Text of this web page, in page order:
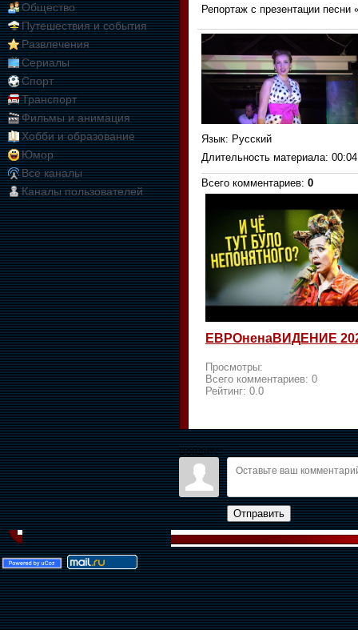
Общество
Путешествия и события
Развлечения
Сериалы
Спорт
Транспорт
Фильмы и анимация
Хобби и образование
Юмор
Все каналы
Каналы пользователей
Репортаж с презентации
Язык: Русский
Длительность материала:
Всего комментариев: 0
ЕВРОненаВИДЕНИЕ
Просмотры:
Всего комментариев: 0
Рейтинг: 0.0
Войдите:
Отправить